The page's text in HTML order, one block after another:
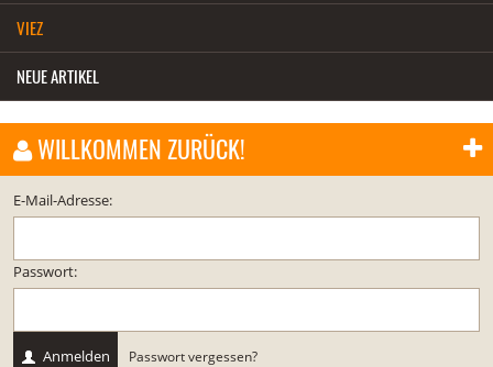
VIEZ
NEUE ARTIKEL
WILLKOMMEN ZURÜCK!
E-Mail-Adresse:
Passwort:
Anmelden Passwort vergessen?